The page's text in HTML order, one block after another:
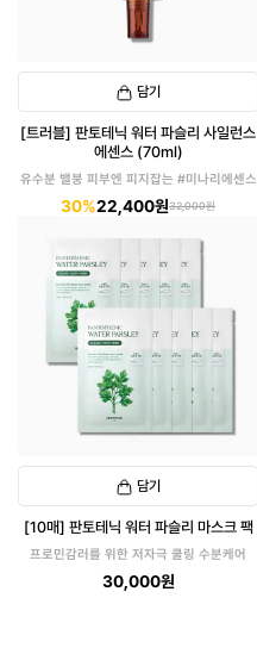
담기
[트러블] 판토테닉 워터 파슬리 사일런스
에센스 (70ml)
유수분 밸붕 피부엔 피지잡는 #미나리에센스
30%22,400원32,000원
담기
[10매] 판토테닉 워터 파슬리 마스크 팩
프로민감러를 위한 저자극 쿨링 수분케어
30,000원